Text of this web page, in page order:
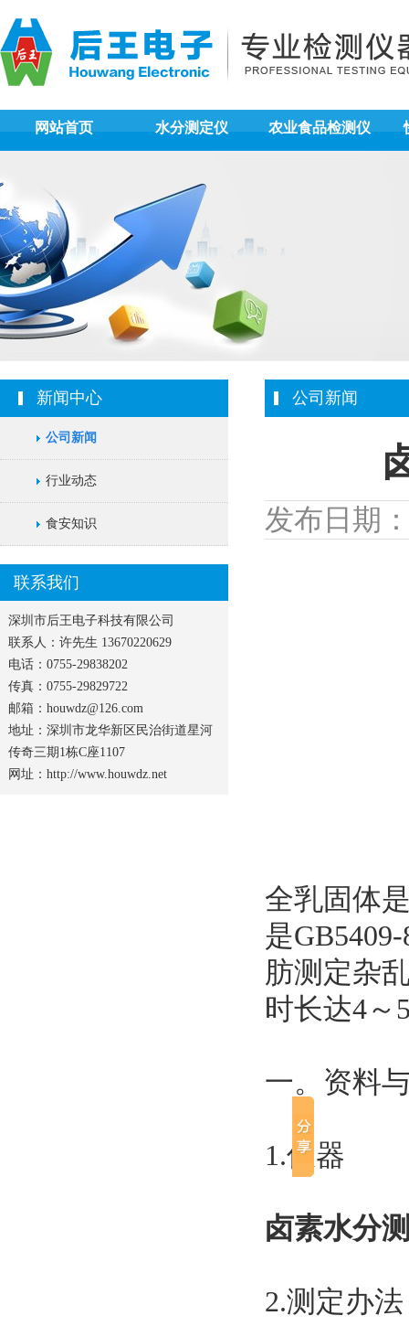
网站首页 水分测定仪 农业食品检测仪
新闻中心
公司新闻
行业动态
食安知识
联系我们
深圳市后王电子科技有限公司
联系人：许先生 13670220629
电话：0755-29838202
传真：0755-29829722
邮箱：houwdz@126.com
地址：深圳市龙华新区民治街道星河
传奇三期1栋C座1107
网址：http://www.houwdz.net
公司新闻
发布日期
全乳固体
是
肪测定杂
时长达4～
一。资料
1.仪器
卤素水分
2.测定办法